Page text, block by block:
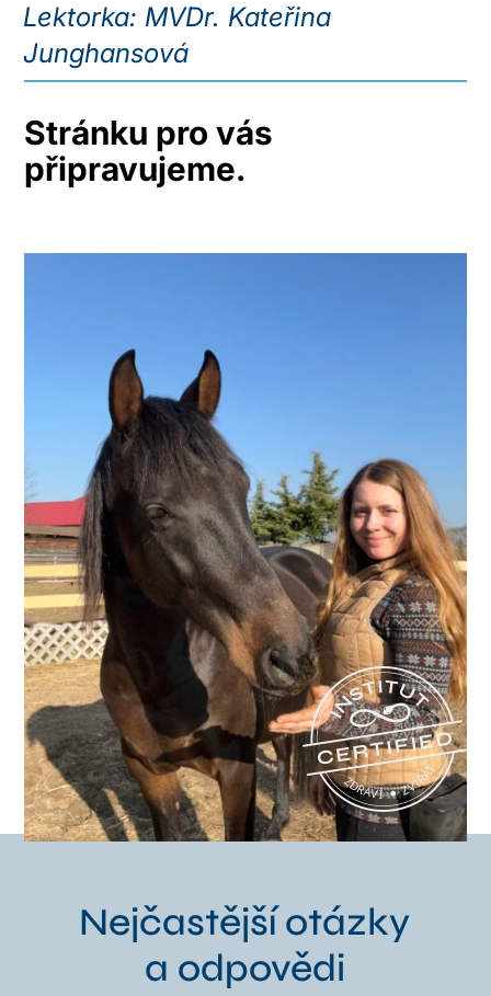
Lektorka: MVDr. Kateřina
Junghansová
Stránku pro vás
připravujeme.
Nejčastější otázky
a odpovědi